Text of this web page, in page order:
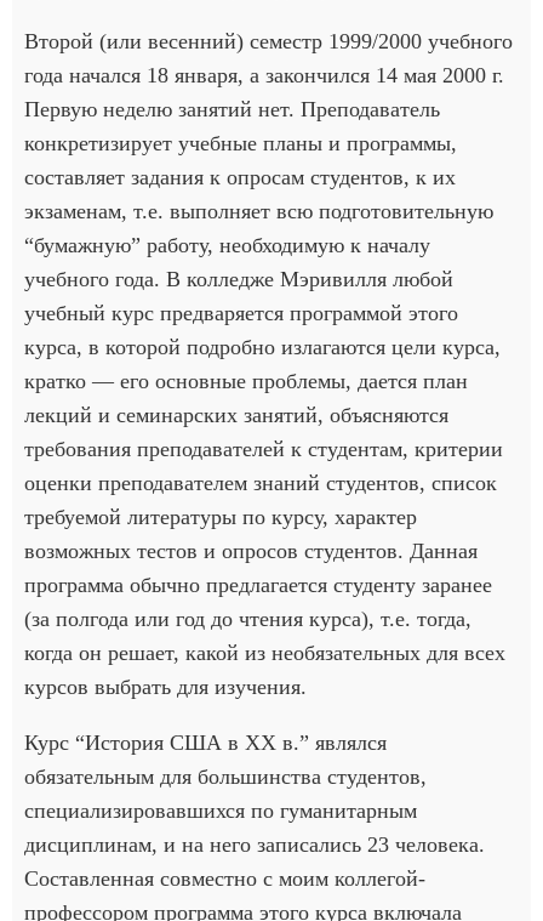
Второй (или весенний) семестр 1999/2000 учебного
года начался 18 января, а закончился 14 мая 2000 г.
Первую неделю занятий нет. Преподаватель
конкретизирует учебные планы и программы,
составляет задания к опросам студентов, к их
экзаменам, т.е. выполняет всю подготовительную
“бумажную” работу, необходимую к началу
учебного года. В колледже Мэривилля любой
учебный курс предваряется программой этого
курса, в которой подробно излагаются цели курса,
кратко — его основные проблемы, дается план
лекций и семинарских занятий, объясняются
требования преподавателей к студентам, критерии
оценки преподавателем знаний студентов, список
требуемой литературы по курсу, характер
возможных тестов и опросов студентов. Данная
программа обычно предлагается студенту заранее
(за полгода или год до чтения курса), т.е. тогда,
когда он решает, какой из необязательных для всех
курсов выбрать для изучения.
Курс “История США в ХХ в.” являлся
обязательным для большинства студентов,
специализировавшихся по гуманитарным
дисциплинам, и на него записались 23 человека.
Составленная совместно с моим коллегой-
профессором программа этого курса включала